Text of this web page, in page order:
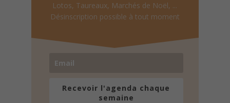
Lotos, Taureaux, Marchés de Noël, ...
Désinscription possible à tout moment
Recevoir l'agenda chaque
semaine